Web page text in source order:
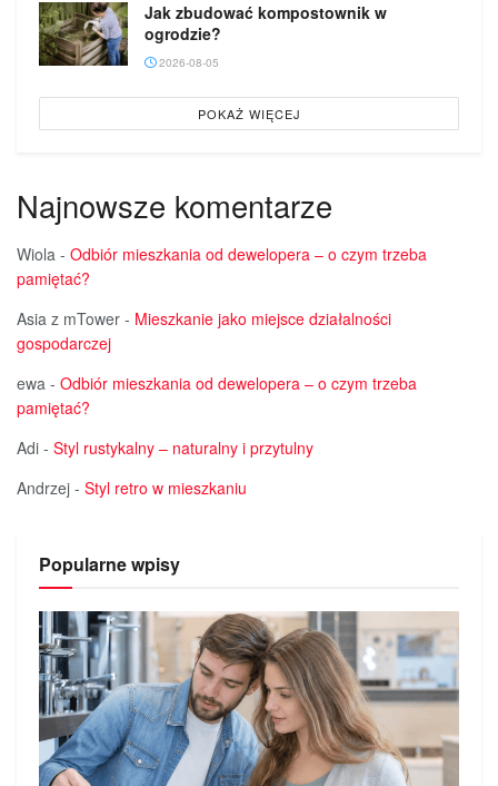
Jak zbudować kompostownik w
ogrodzie?
2026-08-05
POKAŻ WIĘCEJ
Najnowsze komentarze
Wiola - Odbiór mieszkania od dewelopera – o czym trzeba
pamiętać?
Asia z mTower - Mieszkanie jako miejsce działalności
gospodarczej
ewa - Odbiór mieszkania od dewelopera – o czym trzeba
pamiętać?
Adi - Styl rustykalny – naturalny i przytulny
Andrzej - Styl retro w mieszkaniu
Popularne wpisy